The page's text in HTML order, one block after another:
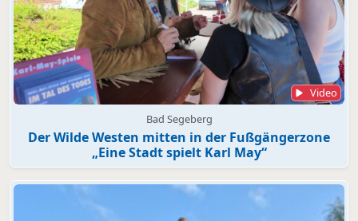
Video
Bad Segeberg
Der Wilde Westen mitten in der Fußgängerzone
„Eine Stadt spielt Karl May“